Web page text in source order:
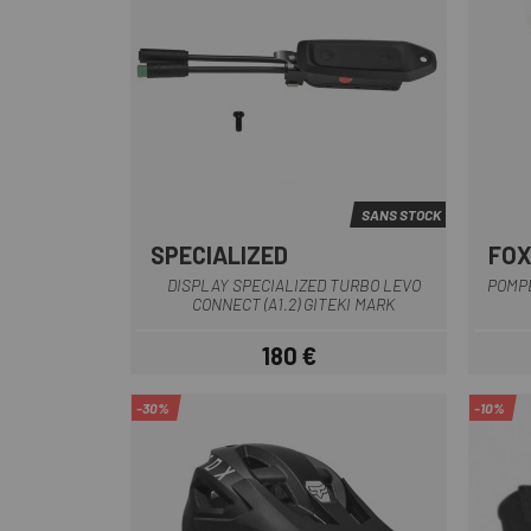
Multi
SANS STOCK
SPECIALIZED
DISPLAY SPECIALIZED TURBO LEVO
CONNECT (A1.2) GITEKI MARK
Prix
180 €
-30% -10%